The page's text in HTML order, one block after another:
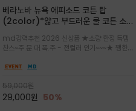
베라노바 뉴욕 에피소드 코튼 탑
(2color)*얇고 부드러운 쿨 코튼 소재
고 자연스러운 멋이 있는 핏으로 여름내
내 편하고 감각적으로 입으세요
md강력추천 2026 신상품 ★소량 한정 득템
찬스~주.문.대.폭.주 - 전컬러 인기~~~★ 쨍한듯
내추럴한 컬러감이 매력적인 티셔츠/여유로운
59,000원
29,000원 50%